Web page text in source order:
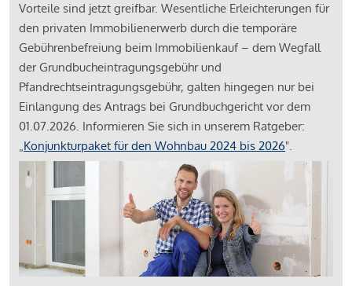
Vorteile sind jetzt greifbar. Wesentliche Erleichterungen für
den privaten Immobilienerwerb durch die temporäre
Gebührenbefreiung beim Immobilienkauf – dem Wegfall
der Grundbucheintragungsgebühr und
Pfandrechtseintragungsgebühr, galten hingegen nur bei
Einlangung des Antrags bei Grundbuchgericht vor dem
01.07.2026. Informieren Sie sich in unserem Ratgeber:
„Konjunkturpaket für den Wohnbau 2024 bis 2026".